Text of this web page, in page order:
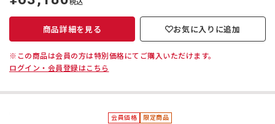
価
税込
商品詳細を見る お気に入りに追加
※この商品は会員の方は特別価格にてご購入いただけます。
ログイン・会員登録はこちら
会員価格 限定商品